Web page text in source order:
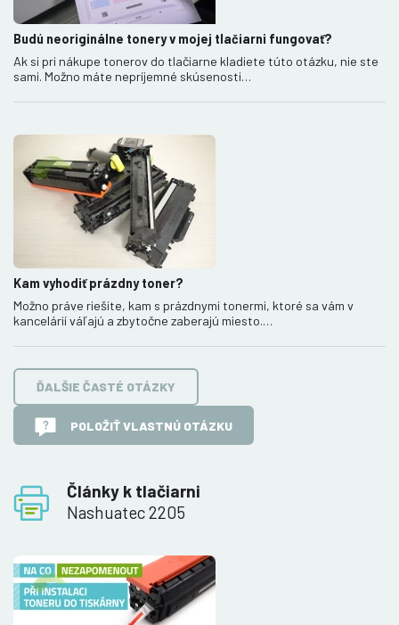
Články k tlačiarni
Nashuatec 2205
Budú neoriginálne tonery v mojej tlačiarni fungovať?
Ak si pri nákupe tonerov do tlačiarne kladiete túto otázku, nie ste
sami. Možno máte nepríjemné skúsenosti…
Kam vyhodiť prázdny toner?
Možno práve riešite, kam s prázdnymi tonermi, ktoré sa vám v
kancelárií váľajú a zbytočne zaberajú miesto.…
ĎALŠIE ČASTÉ OTÁZKY
POLOŽIŤ VLASTNÚ OTÁZKU